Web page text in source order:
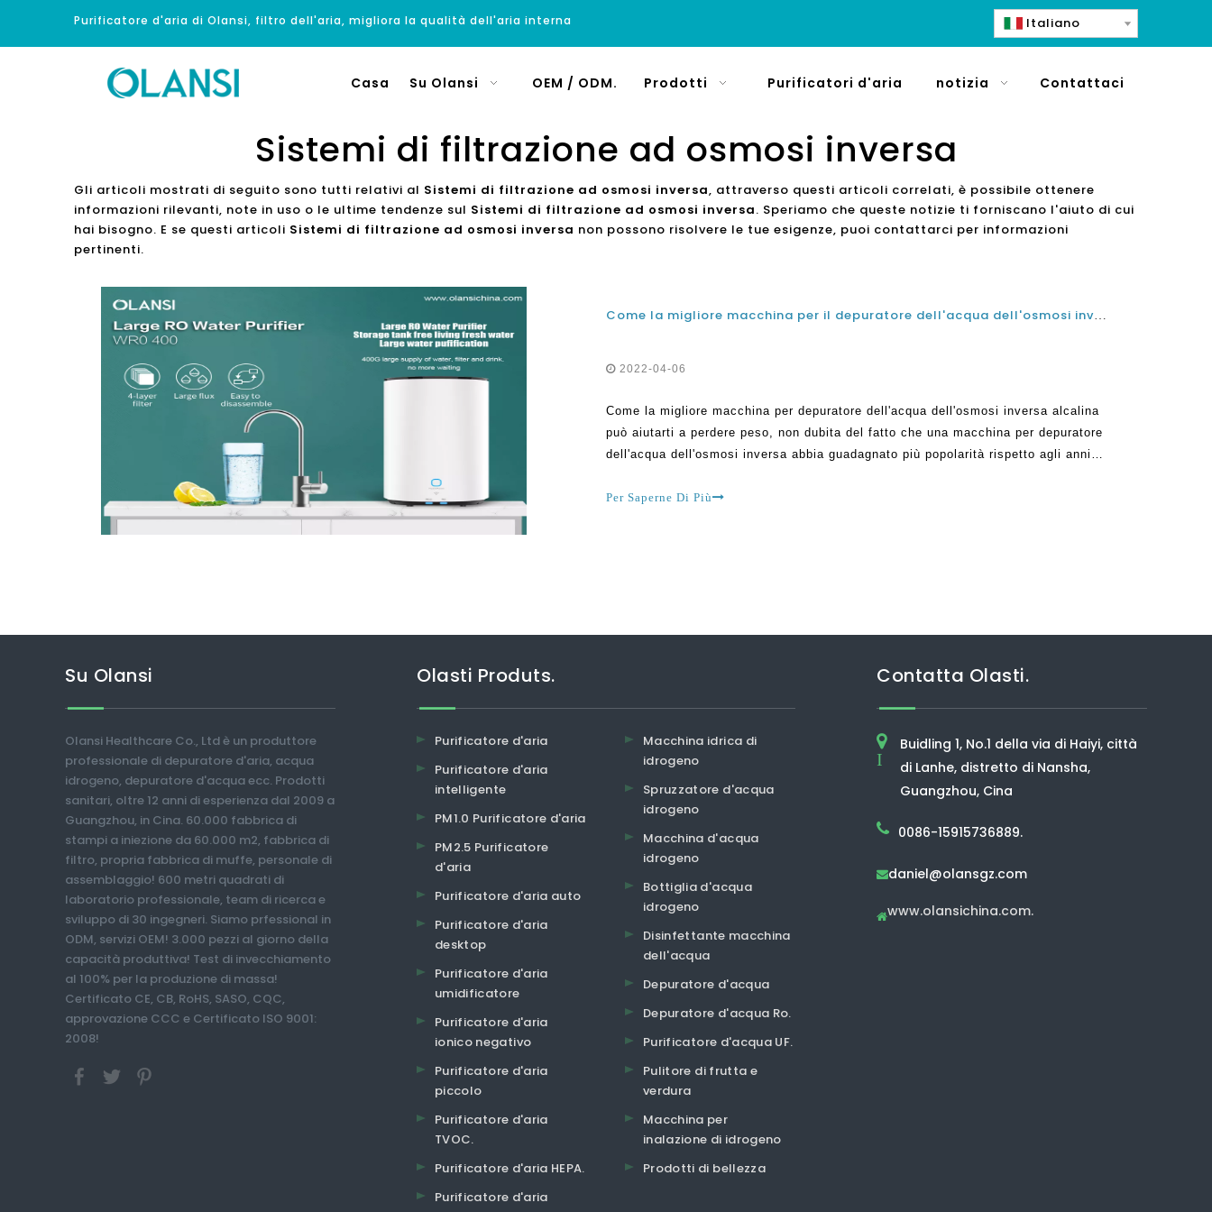
Purificatore d'aria di Olansi, filtro dell'aria, migliora la qualità dell'aria interna Italiano
Casa Su Olansi OEM / ODM. Prodotti Purificatori d'aria notizia Contattaci
Sistemi di filtrazione ad osmosi inversa
Gli articoli mostrati di seguito sono tutti relativi al Sistemi di filtrazione ad osmosi inversa, attraverso questi articoli correlati, è possibile ottenere
informazioni rilevanti, note in uso o le ultime tendenze sul Sistemi di filtrazione ad osmosi inversa. Speriamo che queste notizie ti forniscano l'aiuto di cui
hai bisogno. E se questi articoli Sistemi di filtrazione ad osmosi inversa non possono risolvere le tue esigenze, puoi contattarci per informazioni
pertinenti.
Come la migliore macchina per il depuratore dell'acqua dell'osmosi inversa alcalina può aiutarti a perdere peso
2022-04-06
Come la migliore macchina per depuratore dell'acqua dell'osmosi inversa alcalina
può aiutarti a perdere peso, non dubita del fatto che una macchina per depuratore
dell'acqua dell'osmosi inversa abbia guadagnato più popolarità rispetto agli anni
offrirle dopo essere
Per Saperne Di Più
Su Olansi
Olansi Healthcare Co., Ltd è un produttore
professionale di depuratore d'aria, acqua
idrogeno, depuratore d'acqua ecc. Prodotti
sanitari, oltre 12 anni di esperienza dal 2009 a
Guangzhou, in Cina. 60.000 fabbrica di
stampi a iniezione da 60.000 m2, fabbrica di
filtro, propria fabbrica di muffe, personale di
assemblaggio! 600 metri quadrati di
laboratorio professionale, team di ricerca e
sviluppo di 30 ingegneri. Siamo prfessional in
ODM, servizi OEM! 3.000 pezzi al giorno della
capacità produttiva! Test di invecchiamento
al 100% per la produzione di massa!
Certificato CE, CB, RoHS, SASO, CQC,
approvazione CCC e Certificato ISO 9001:
2008!
Olasti Produts.
Purificatore d'aria
Purificatore d'aria
intelligente
PM1.0 Purificatore d'aria
PM2.5 Purificatore
d'aria
Purificatore d'aria auto
Purificatore d'aria
desktop
Purificatore d'aria
umidificatore
Purificatore d'aria
ionico negativo
Purificatore d'aria
piccolo
Purificatore d'aria
TVOC.
Purificatore d'aria HEPA.
Purificatore d'aria
Macchina idrica di
idrogeno
Spruzzatore d'acqua
idrogeno
Macchina d'acqua
idrogeno
Bottiglia d'acqua
idrogeno
Disinfettante macchina
dell'acqua
Depuratore d'acqua
Depuratore d'acqua Ro.
Purificatore d'acqua UF.
Pulitore di frutta e
verdura
Macchina per
inalazione di idrogeno
Prodotti di bellezza
Contatta Olasti.
I
Buidling 1, No.1 della via di Haiyi, città
di Lanhe, distretto di Nansha,
Guangzhou, Cina
0086-15915736889.
daniel@olansgz.com
www.olansichina.com.